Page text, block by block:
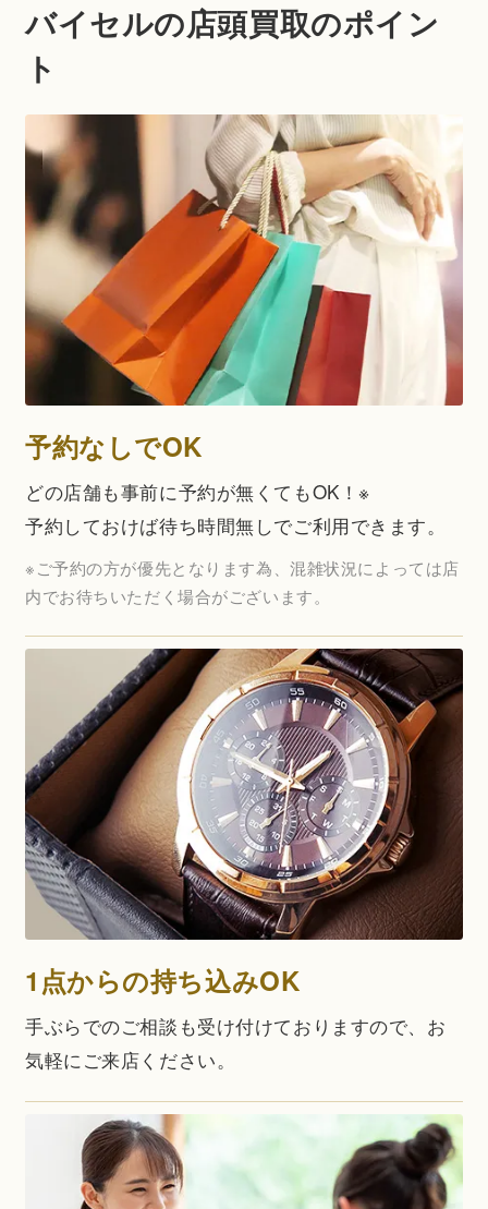
バイセルの店頭買取のポイン
ト
予約なしでOK
どの店舗も事前に予約が無くてもOK！※
予約しておけば待ち時間無しでご利用できます。
※ご予約の方が優先となります為、混雑状況によっては店
内でお待ちいただく場合がございます。
1点からの持ち込みOK
手ぶらでのご相談も受け付けておりますので、お
気軽にご来店ください。